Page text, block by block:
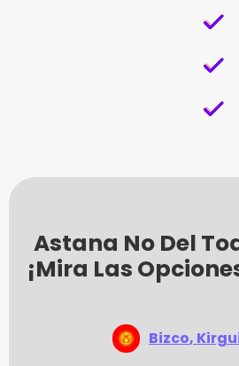
Astana No Del
¡Mira Las
Bizco,